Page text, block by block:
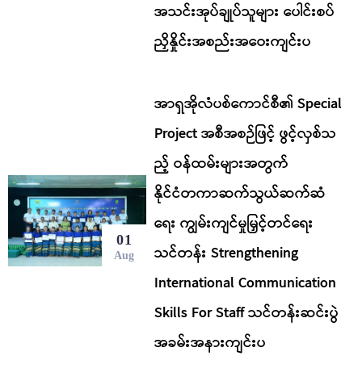
အသင်းအုပ်ချုပ်သူများ ပေါင်းစပ်
ညှိနှိုင်းအစည်းအဝေးကျင်းပ
01
Aug
အာရှအိုလံပစ်ကောင်စီ၏ Special
Project အစီအစဉ်ဖြင့် ဖွင့်လှစ်သ
ည့် ဝန်ထမ်းများအတွက်
နိုင်ငံတကာဆက်သွယ်ဆက်ဆံ
ရေး ကျွမ်းကျင်မှုမြှင့်တင်ရေး
သင်တန်း Strengthening
International Communication
Skills For Staff သင်တန်းဆင်းပွဲ
အခမ်းအနားကျင်းပ